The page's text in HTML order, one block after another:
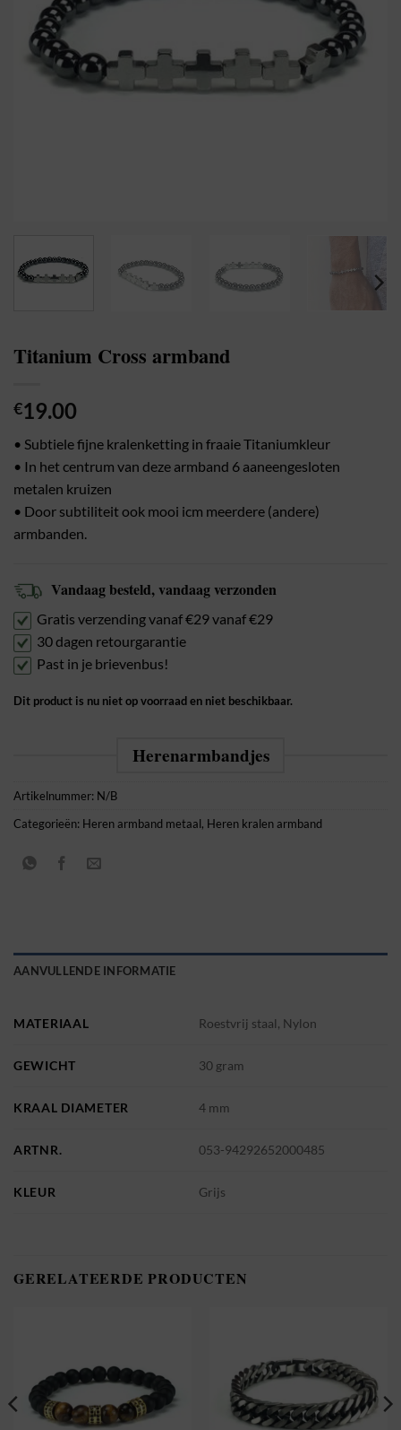
Titanium Cross armband
€19.00
• Subtiele fijne kralenketting in fraaie Titaniumkleur
• In het centrum van deze armband 6 aaneengesloten
metalen kruizen
• Door subtiliteit ook mooi icm meerdere (andere)
armbanden.
Vandaag besteld, vandaag verzonden
Gratis verzending vanaf €29 vanaf €29
30 dagen retourgarantie
Past in je brievenbus!
Dit product is nu niet op voorraad en niet beschikbaar.
Herenarmbandjes
Artikelnummer: N/B
Categorieën: Heren armband metaal, Heren kralen armband
AANVULLENDE INFORMATIE
MATERIAAL Roestvrij staal, Nylon
GEWICHT 30 gram
KRAAL DIAMETER 4 mm
ARTNR. 053-94292652000485
KLEUR Grijs
GERELATEERDE PRODUCTEN